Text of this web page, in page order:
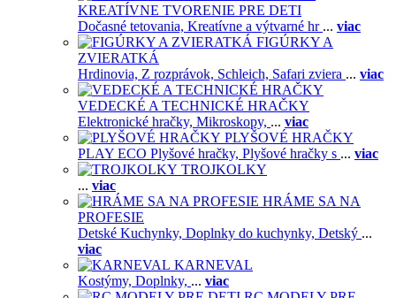
KREATÍVNE TVORENIE PRE DETI
Dočasné tetovania, Kreatívne a výtvarné hr ... viac
FIGÚRKY A
ZVIERATKÁ
Hrdinovia, Z rozprávok, Schleich, Safari zviera ... viac
VEDECKÉ A TECHNICKÉ HRAČKY
Elektronické hračky, Mikroskopy, ... viac
PLYŠOVÉ HRAČKY
PLAY ECO Plyšové hračky, Plyšové hračky s ... viac
TROJKOLKY
... viac
HRÁME SA NA
PROFESIE
Detské Kuchynky, Doplnky do kuchynky, Detský ...
viac
KARNEVAL
Kostýmy, Doplnky, ... viac